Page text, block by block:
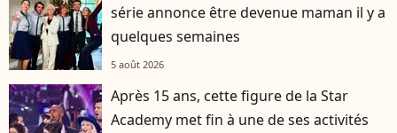
série annonce être devenue maman il y a
quelques semaines
5 août 2026
Après 15 ans, cette figure de la Star
Academy met fin à une de ses activités